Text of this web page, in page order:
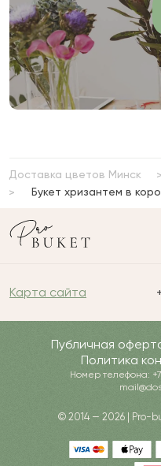
Доставка цветов Минск
Букет хризантем в
Карта сайта
Публичная
Политика
Номер телефона:
© 2014 — 2026 | Pro-